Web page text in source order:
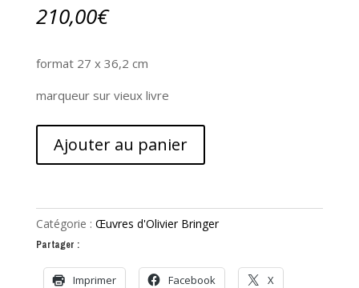
210,00€
format 27 x 36,2 cm
marqueur sur vieux livre
Ajouter au panier
Catégorie : Œuvres d'Olivier Bringer
Partager :
Imprimer Facebook X